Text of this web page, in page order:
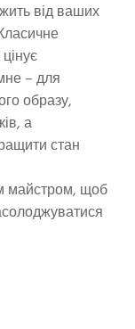
від ваших
– для
образу,
а
стан
майстром, щоб